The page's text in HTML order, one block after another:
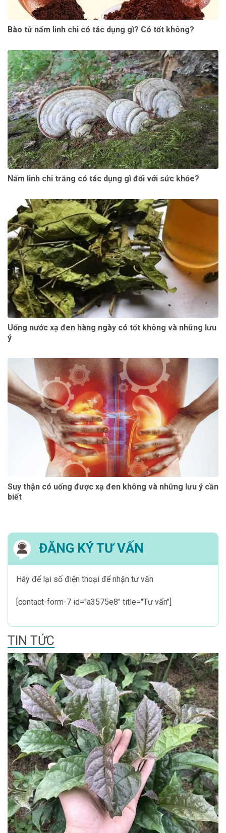
Bào tử nấm linh chi có tác dụng gì? Có tốt không?
Nấm linh chi trắng có tác dụng gì đối với sức khỏe?
Uống nước xạ đen hàng ngày có tốt không và những lưu
ý
Suy thận có uống được xạ đen không và những lưu ý cần
biết
ĐĂNG KÝ TƯ VẤN
Hãy để lại số điện thoại để nhận tư vấn
[contact-form-7 id="a3575e8" title="Tư vấn"]
TIN TỨC